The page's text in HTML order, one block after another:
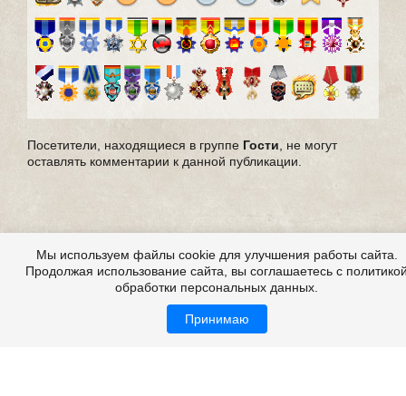
Посетители, находящиеся в группе Гости, не могут
оставлять комментарии к данной публикации.
Мы используем файлы cookie для улучшения работы сайта.
Продолжая использование сайта, вы соглашаетесь с
обработки персональных данных.
Принимаю